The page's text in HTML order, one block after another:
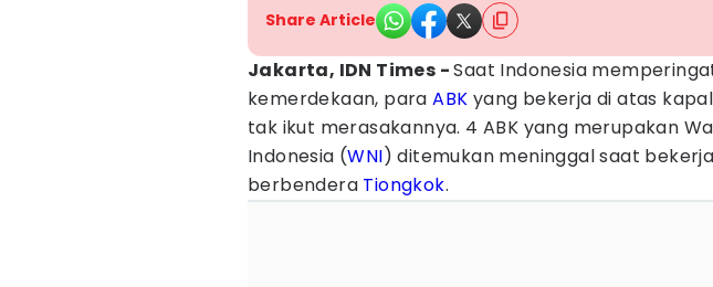
Share Article
Jakarta, IDN Times -Saat Indonesia
kemerdekaan, paraABK yang bekerja di atas
tak ikut merasakannya. 4 ABK yang merupakan
Indonesia (WNI) ditemukan meninggal saat
berbendera Tiongkok.